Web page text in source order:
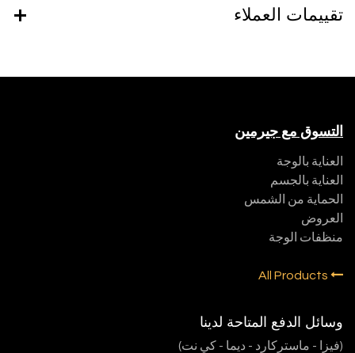
تقييمات العملاء
التسوق مع جيرمين
العناية بالوجة
العناية بالجسم
الحماية من الشمس
العروض
منظفات الوجة
وسائل الدفع المتاحة لدينا
(فيزا - ماستركارد - ديما - كي نت)